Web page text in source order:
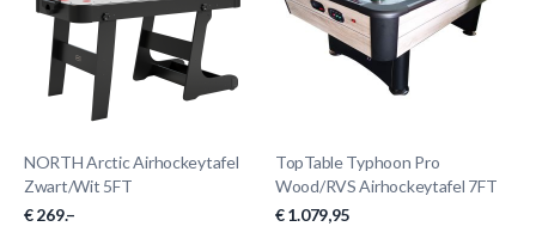
NORTH Arctic Airhockeytafel
Zwart/Wit 5FT
€ 269.–
TopTable Typhoon Pro
Wood/RVS Airhockeytafel 7FT
€ 1.079,95